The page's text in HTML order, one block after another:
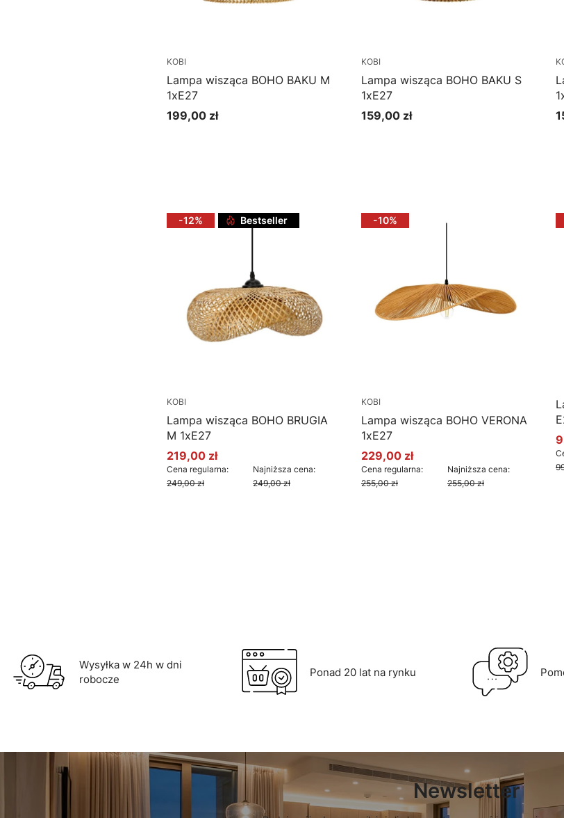
KOBI
Lampa wisząca BOHO BAKU M
1xE27
Cena
199,00 zł
KOBI
Lampa wisząca BOHO BAKU S
1xE27
Cena
159,00 zł
-12% Bestseller
KOBI
Lampa wisząca BOHO BRUGIA
M 1xE27
Cena promocyjna
219,00 zł
Cena regularna:
249,00 zł
Najniższa cena:
249,00 zł
-10%
KOBI
Lampa wisząca BOHO VERONA
1xE27
Cena promocyjna
229,00 zł
Cena regularna:
255,00 zł
Najniższa cena:
255,00 zł
Wysyłka w 24h w dni
robocze
Ponad 20 lat na rynku
Newsletter